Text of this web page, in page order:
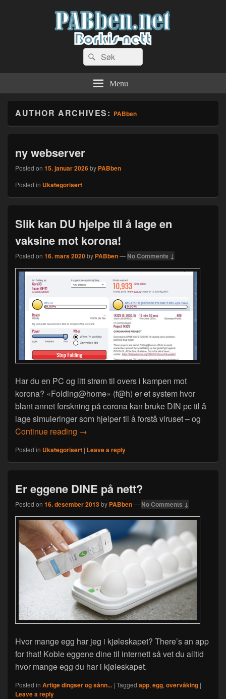
Search
for:
Search
Menu
AUTHOR ARCHIVES: PABben
ny webserver
Posted on 15. januar 2026by PABben
Posted in Ukategorisert
Slik kan DU hjelpe til å lage en
vaksine mot korona!
Posted on 16. mars 2020by PABben— No Comments ↓
Har du en PC og litt strøm til overs i kampen mot
korona? «Folding@home» (f@h) er et system hvor
blant annet forskning på corona kan bruke DIN pc til å
lage simuleringer som hjelper til å forstå viruset – og
Continue reading Slik kan DU hjelpe til å lage en vaksine
→
Posted in Ukategorisert | Leave a reply
Er eggene DINE på nett?
Posted on 16. desember 2013by PABben— No Comments ↓
Hvor mange egg har jeg i kjøleskapet? There’s an app
for that! Koble eggene dine til internett så vet du alltid
hvor mange egg du har i kjøleskapet.
Posted in Artige dingser og sånn... | Tagged app, egg, overvåking |
Leave a reply